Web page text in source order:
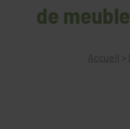
de
Accueil >